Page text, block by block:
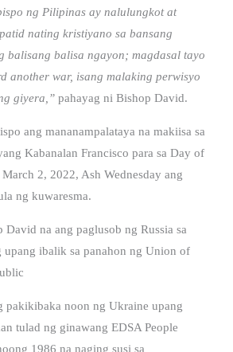
ng Pilipinas ay nalulungkot at
nating kristiyano sa bansang
balisang balisa ngayon; magdasal tayo
another war, isang malaking perwisyo
giyera,” pahayag ni Bishop David.
ang mananampalataya na makiisa sa
Kabanalan Francisco para sa Day of
March 2, 2022, Ash Wednesday ang
ng kuwaresma.
David na ang paglusob ng Russia sa
upang ibalik sa panahon ng Union of
pakikibaka noon ng Ukraine upang
tulad ng ginawang EDSA People
1986 na naging susi sa